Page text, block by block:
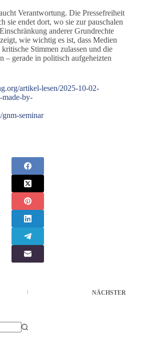
Verantwortung. Die Pressefreiheit
sie endet dort, wo sie zur pauschalen
anderer Grundrechte
wie wichtig es ist, dass Medien
Stimmen zulassen und die
– gerade in politisch aufgeheizten
artikel-lesen/2025-10-02-
made-by-
gnm-seminar
NÄCHSTER